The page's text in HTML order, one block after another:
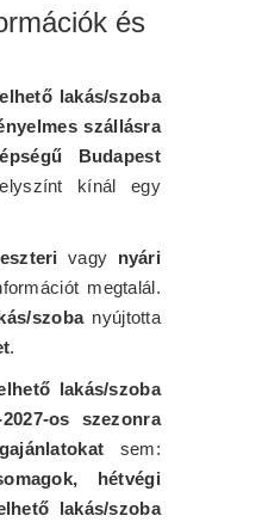
és
lakás/szoba
szállásra
Budapest
kínál egy
vagy nyári
megtalál.
szobanyújtotta
.
lakás/szoba
2027-os szezonra
sem:
hétvégi
lakás/szoba